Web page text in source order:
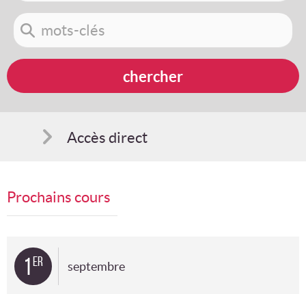
Accès direct
Suggestions
Programme en PDF
Prochains cours
1er septembre